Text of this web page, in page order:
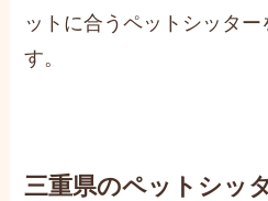
ットに合うペットシッタ
す。
三重県のペットシッ